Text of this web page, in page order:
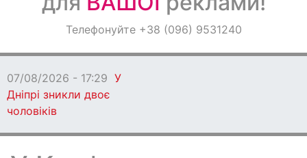
ОголошенняТелефонуйте +38 (096) 9531240
07/08/2026 - 17:29 У
Дніпрі зникли двоє
чоловіків